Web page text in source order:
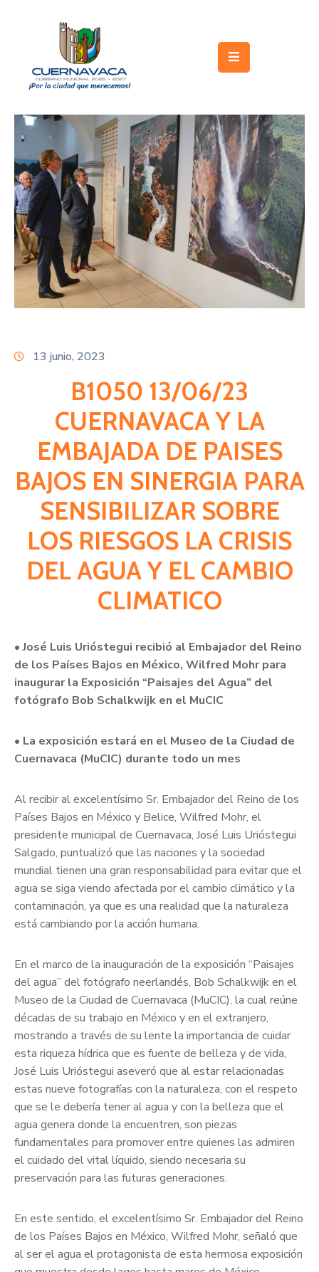
Gobierno
Turismo
Trámites
y
Servicios
Licitaciones
Transparencia
Directorio
13 junio, 2023
B1050 13/06/23
CUERNAVACA Y LA
EMBAJADA DE PAISES
BAJOS EN SINERGIA PARA
SENSIBILIZAR SOBRE
LOS RIESGOS LA CRISIS
DEL AGUA Y EL CAMBIO
CLIMATICO
• José Luis Urióstegui recibió al Embajador del Reino
de los Países Bajos en México, Wilfred Mohr para
inaugurar la Exposición “Paisajes del Agua” del
fotógrafo Bob Schalkwijk en el MuCIC
• La exposición estará en el Museo de la Ciudad de
Cuernavaca (MuCIC) durante todo un mes
Al recibir al excelentísimo Sr. Embajador del Reino de los
Países Bajos en México y Belice, Wilfred Mohr, el
presidente municipal de Cuernavaca, José Luis Urióstegui
Salgado, puntualizó que las naciones y la sociedad
mundial tienen una gran responsabilidad para evitar que el
agua se siga viendo afectada por el cambio climático y la
contaminación, ya que es una realidad que la naturaleza
está cambiando por la acción humana.
En el marco de la inauguración de la exposición “Paisajes
del agua” del fotógrafo neerlandés, Bob Schalkwijk en el
Museo de la Ciudad de Cuernavaca (MuCIC), la cual reúne
décadas de su trabajo en México y en el extranjero,
mostrando a través de su lente la importancia de cuidar
esta riqueza hídrica que es fuente de belleza y de vida,
José Luis Urióstegui aseveró que al estar relacionadas
estas nueve fotografías con la naturaleza, con el respeto
que se le debería tener al agua y con la belleza que el
agua genera donde la encuentren, son piezas
fundamentales para promover entre quienes las admiren
el cuidado del vital líquido, siendo necesaria su
preservación para las futuras generaciones.
En este sentido, el excelentísimo Sr. Embajador del Reino
de los Países Bajos en México, Wilfred Mohr, señaló que
al ser el agua el protagonista de esta hermosa exposición